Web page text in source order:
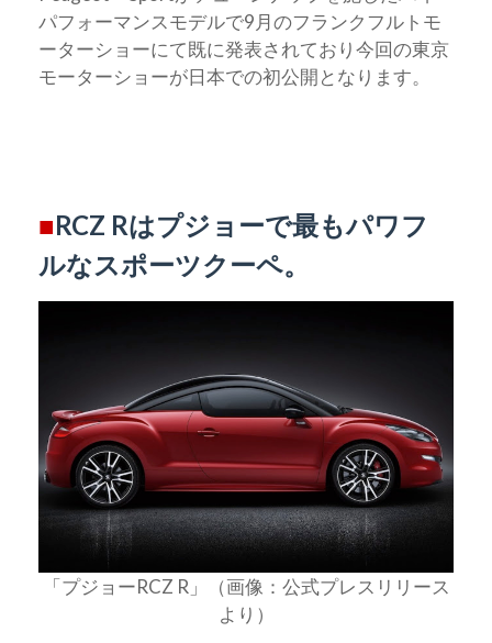
パフォーマンスモデルで9月のフランクフルトモ
ーターショーにて既に発表されており今回の東京
モーターショーが日本での初公開となります。
■RCZ Rはプジョーで最もパワフ
ルなスポーツクーペ。
「プジョーRCZ R」（画像：公式プレスリリース
より）